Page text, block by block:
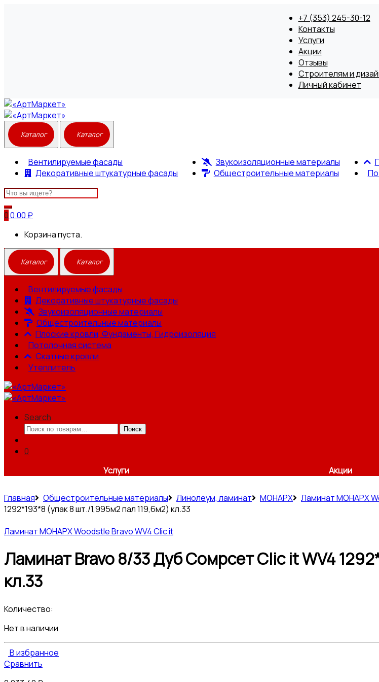
Вентилируемые фасады
Декоративные штукатурные фасады
Звукоизоляционные материалы
Общестроительные материалы
Search
for:
00.00 ₽
Корзина пуста.
+7 (353) 245-30-12
Контакты
Услуги
Акции
Отзывы
Строителям и
Личный кабинет
Вентилируемые фасады
Декоративные штукатурные фасады
Звукоизоляционные материалы
Общестроительные материалы
Плоские кровли, Фундаменты, Гидроизоляция
Потолочная система
Скатные кровли
Утеплитель
Search
Искать:
Поиск
0
Услуги
Акции
Главная Общестроительные материалы Линолеум, ламинат МОНАРХ Ламинат МОНАРХ
1292*193*8 (упак 8 шт./1,995м2 пал 119,6м2) кл.33
Ламинат МОНАРХ Woodstle Bravo WV4 Clic it
Ламинат Bravo 8/33 Дуб Сомрсет Clic it WV4
кл.33
Количество:
Нет в наличии
В избранное
Сравнить